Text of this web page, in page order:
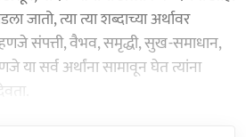
जातो, त्या त्या शब्दाच्या अर्थावर
संपत्ती, वैभव, समृद्धी, सुख-समाधान,
या सर्व अर्थांना सामावून घेत त्यांना